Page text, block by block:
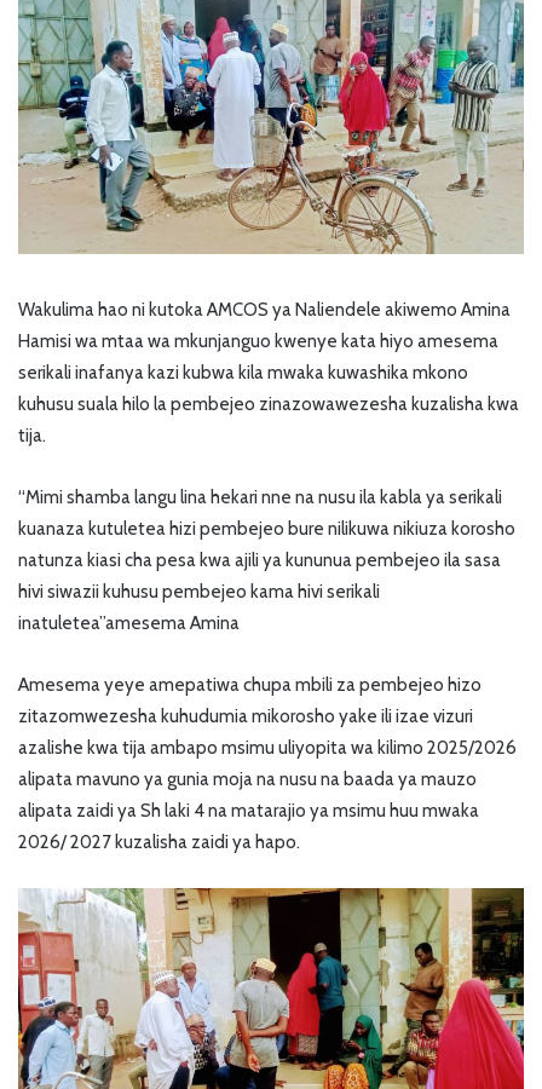
Wakulima hao ni kutoka AMCOS ya Naliendele akiwemo Amina
Hamisi wa mtaa wa mkunjanguo kwenye kata hiyo amesema
serikali inafanya kazi kubwa kila mwaka kuwashika mkono
kuhusu suala hilo la pembejeo zinazowawezesha kuzalisha kwa
tija.
“Mimi shamba langu lina hekari nne na nusu ila kabla ya serikali
kuanaza kutuletea hizi pembejeo bure nilikuwa nikiuza korosho
natunza kiasi cha pesa kwa ajili ya kununua pembejeo ila sasa
hivi siwazii kuhusu pembejeo kama hivi serikali
inatuletea”amesema Amina
Amesema yeye amepatiwa chupa mbili za pembejeo hizo
zitazomwezesha kuhudumia mikorosho yake ili izae vizuri
azalishe kwa tija ambapo msimu uliyopita wa kilimo 2025/2026
alipata mavuno ya gunia moja na nusu na baada ya mauzo
alipata zaidi ya Sh laki 4 na matarajio ya msimu huu mwaka
2026/ 2027 kuzalisha zaidi ya hapo.